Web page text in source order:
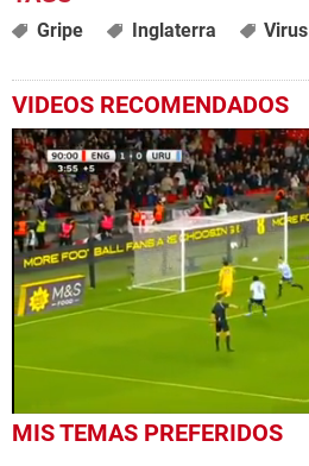
Gripe Inglaterra Virus
VIDEOS RECOMENDADOS
0
seconds
MIS TEMAS PREFERIDOS